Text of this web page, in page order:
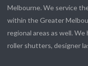
Melbourne. We service
within the Greater
regional areas as well.
roller shutters, designer